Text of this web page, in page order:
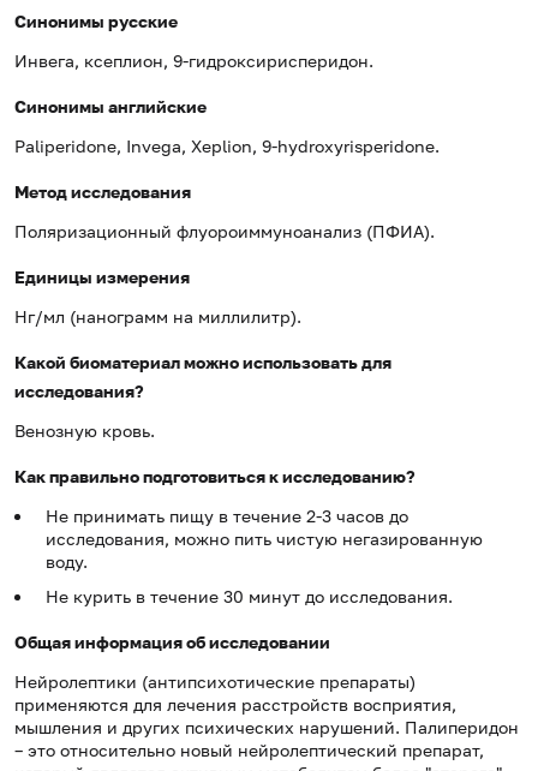
Синонимы русские
Инвега, ксеплион, 9-гидроксирисперидон.
Синонимы английские
Paliperidone, Invega, Xeplion, 9-hydroxyrisperidone.
Метод исследования
Поляризационный флуороиммуноанализ (ПФИА).
Единицы измерения
Нг/мл (нанограмм на миллилитр).
Какой биоматериал можно использовать для
исследования?
Венозную кровь.
Как правильно подготовиться к исследованию?
Не принимать пищу в течение 2-3 часов до
исследования, можно пить чистую негазированную
воду.
Не курить в течение 30 минут до исследования.
Общая информация об исследовании
Нейролептики (антипсихотические препараты)
применяются для лечения расстройств восприятия,
мышления и других психических нарушений. Палиперидон
– это относительно новый нейролептический препарат,